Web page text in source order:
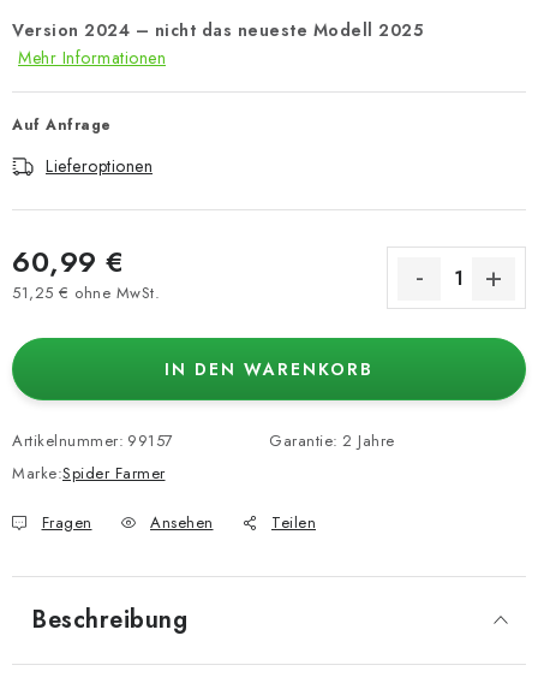
Version 2024 – nicht das neueste Modell 2025
Mehr Informationen
Auf Anfrage
Lieferoptionen
60,99 €
51,25 € ohne MwSt.
IN DEN WARENKORB
Artikelnummer: 99157
Marke:Spider Farmer
Garantie: 2 Jahre
Fragen Ansehen Teilen
Beschreibung